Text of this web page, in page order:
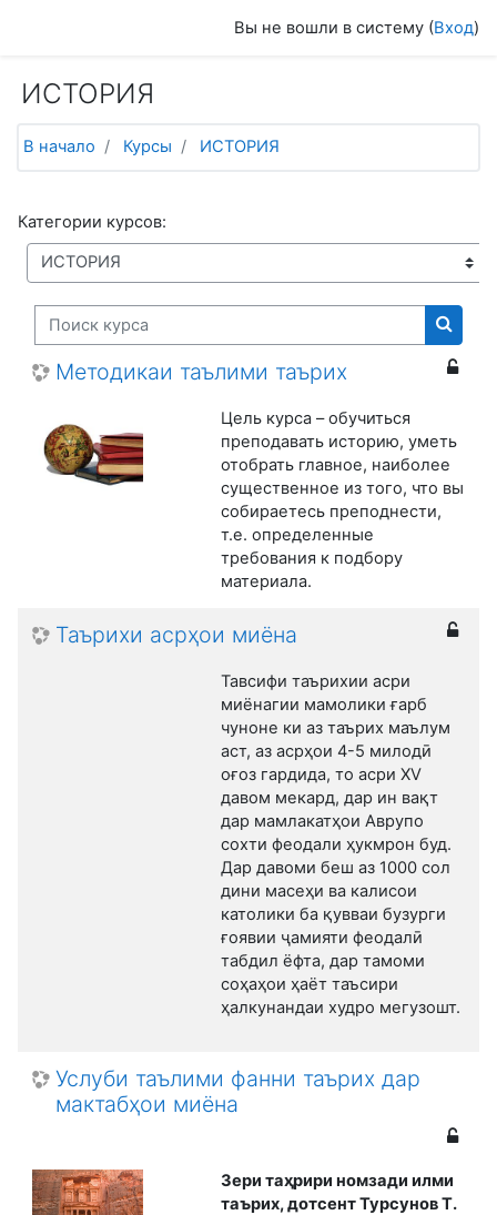
Вы не вошли в систему (Вход)
ИСТОРИЯ
В начало Курсы ИСТОРИЯ
Категории курсов:
Поиск курса
Поиск
Методикаи таълими таърих
Цель курса – обучиться
преподавать историю, уметь
отобрать главное, наиболее
существенное из того, что вы
собираетесь преподнести,
т.е. определенные
требования к подбору
материала.
Таърихи асрҳои миёна
Тавсифи таърихии асри
миёнагии мамолики ғарб
чуноне ки аз таърих маълум
аст, аз асрҳои 4-5 милодӣ
оғоз гардида, то асри XV
давом мекард, дар ин вақт
дар мамлакатҳои Аврупо
сохти феодали ҳукмрон буд.
Дар давоми беш аз 1000 сол
дини масеҳи ва калисои
католики ба қувваи бузурги
ғоявии ҷамияти феодалӣ
табдил ёфта, дар тамоми
соҳаҳои ҳаёт таъсири
ҳалкунандаи худро мегузошт.
Услуби таълими фанни таърих дар
мактабҳои миёна
Зери таҳрири номзади илми
таърих, дотсент Турсунов Т.